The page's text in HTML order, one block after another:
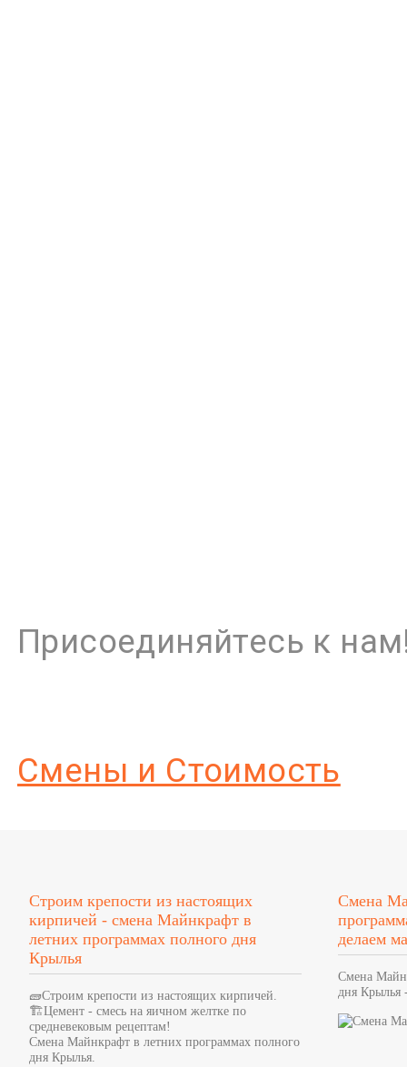
Присоединяйтесь к
Смены и Стоимость
Строим крепости из настоящих
кирпичей - смена Майнкрафт в
летних программах полного дня
Крылья
🧱Строим крепости из настоящих кирпичей.
🏗Цемент - смесь на яичном желтке по
средневековым рецептам!
Смена Майнкрафт в летних программах полного
дня Крылья.
Смена
делаем
Смена
дня Крылья